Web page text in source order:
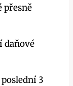
přesně
daňové
poslední 3